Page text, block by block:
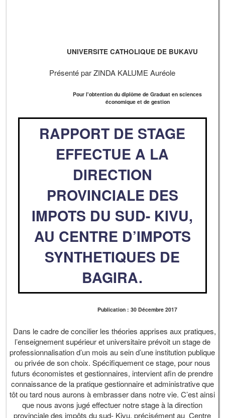
UNIVERSITE CATHOLIQUE DE BUKAVU
Présenté par ZINDA KALUME Auréole
Pour l'obtention du diplôme de Graduat en sciences
économique et de gestion
RAPPORT DE STAGE
EFFECTUE A LA
DIRECTION
PROVINCIALE DES
IMPOTS DU SUD- KIVU,
AU CENTRE D’IMPOTS
SYNTHETIQUES DE
BAGIRA.
Publication : 30 Décembre 2017
Dans le cadre de concilier les théories apprises aux pratiques,
l’enseignement supérieur et universitaire prévoit un stage de
professionnalisation d’un mois au sein d’une institution publique
ou privée de son choix. Spécifiquement ce stage, pour nous
futurs économistes et gestionnaires, intervient afin de prendre
connaissance de la pratique gestionnaire et administrative que
tôt ou tard nous aurons à embrasser dans notre vie. C’est ainsi
que nous avons jugé effectuer notre stage à la direction
provinciale des impôts du sud- Kivu, précisément au Centre